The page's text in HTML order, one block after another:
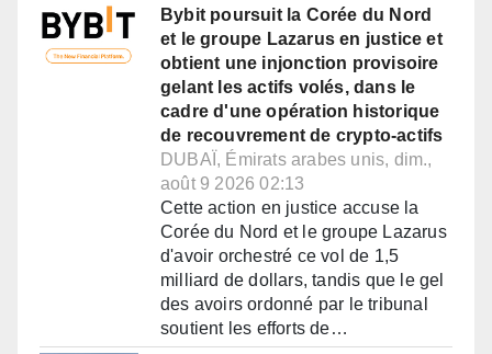
Bybit poursuit la Corée du Nord
et le groupe Lazarus en justice et
obtient une injonction provisoire
gelant les actifs volés, dans le
cadre d'une opération historique
de recouvrement de crypto-actifs
DUBAÏ, Émirats arabes unis, dim.,
août 9 2026 02:13
Cette action en justice accuse la
Corée du Nord et le groupe Lazarus
d'avoir orchestré ce vol de 1,5
milliard de dollars, tandis que le gel
des avoirs ordonné par le tribunal
soutient les efforts de…